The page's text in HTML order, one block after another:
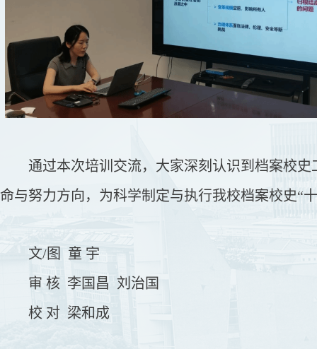
通过本次培训交流，大家深刻认识到档案校
命与努力方向，为科学制定与执行我校档案校史“
文/图 童 宇
审 核 李国昌 刘治国
校 对 梁和成